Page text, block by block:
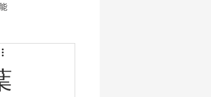
手続編）